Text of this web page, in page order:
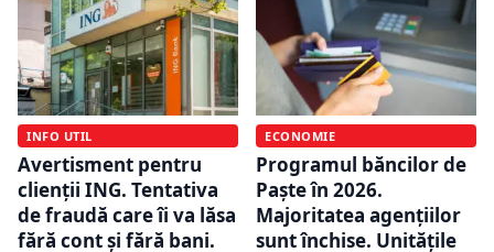
INFO UTIL
Avertisment pentru
clienții ING. Tentativa
de fraudă care îi va lăsa
fără cont și fără bani.
ECONOMIE
Programul băncilor de
Paște în 2026.
Majoritatea agențiilor
sunt închise. Unitățile